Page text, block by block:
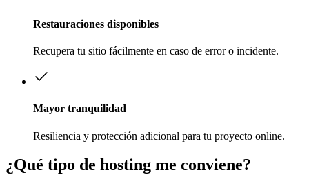
Restauraciones disponibles
Recupera tu sitio fácilmente en caso de error o incidente.
Mayor tranquilidad
Resiliencia y protección adicional para tu proyecto online.
¿Qué tipo de hosting me conviene?